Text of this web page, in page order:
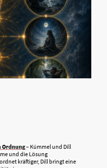
Ordnung– Kümmel und Dill
und die Lösung
kräftiger, Dill bringt eine